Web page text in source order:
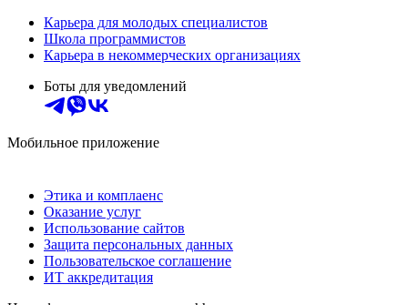
Карьера для молодых специалистов
Школа программистов
Карьера в некоммерческих организациях
Боты для уведомлений
Мобильное приложение
Этика и комплаенс
Оказание услуг
Использование сайтов
Защита персональных данных
Пользовательское соглашение
ИТ аккредитация